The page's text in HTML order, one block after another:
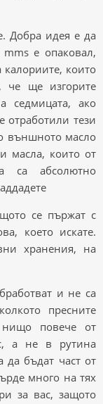
Добра идея е да
mms е опаковал,
калориите, които
че ще изгорите
седмицата, ако
отработили тези
външното масло
масла, които от
са абсолютно
се пържат с
което искате.
хранения, на
и не са
пресните
повече от
а не в рутина
бъдат част от
много на тях
за вас, защото